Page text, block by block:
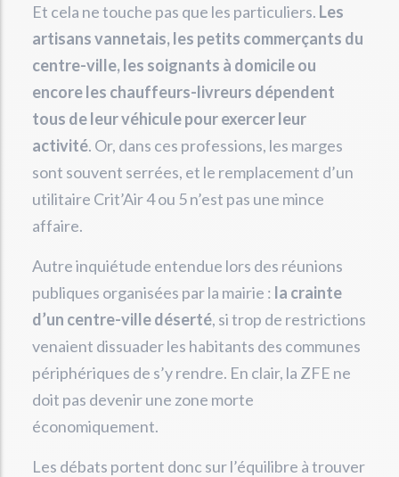
Et cela ne touche pas que les particuliers. Les
artisans vannetais, les petits commerçants du
centre-ville, les soignants à domicile ou
encore les chauffeurs-livreurs dépendent
tous de leur véhicule pour exercer leur
activité. Or, dans ces professions, les marges
sont souvent serrées, et le remplacement d’un
utilitaire Crit’Air 4 ou 5 n’est pas une mince
affaire.
Autre inquiétude entendue lors des réunions
publiques organisées par la mairie : la crainte
d’un centre-ville déserté, si trop de restrictions
venaient dissuader les habitants des communes
périphériques de s’y rendre. En clair, la ZFE ne
doit pas devenir une zone morte
économiquement.
Les débats portent donc sur l’équilibre à trouver